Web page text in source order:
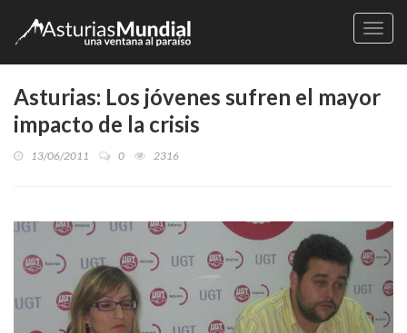
Asturias: Los jóvenes sufren el mayor
impacto de la crisis
13/06/2011 0 2316